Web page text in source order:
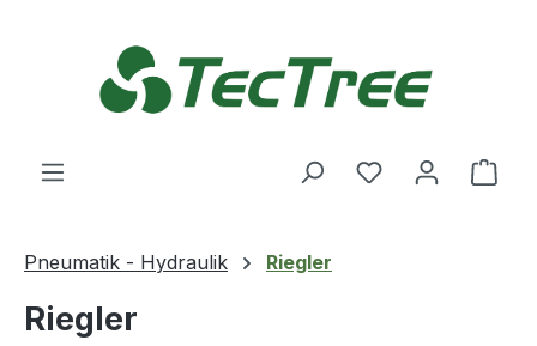
Du hast 0
Pneumatik - Hydraulik Riegler
Riegler